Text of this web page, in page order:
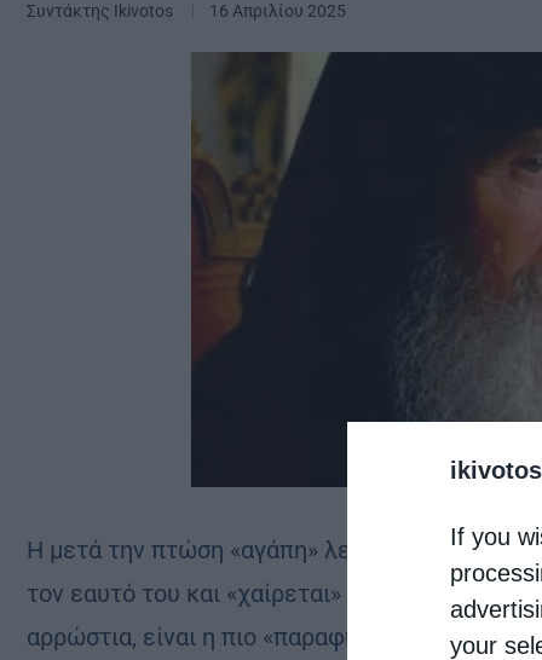
If you
your
Συντάκτης Ikivotos 16 Απριλίου 2025
Η μετά την πτώση «αγάπη» λειτουργεί μόνο
τον εαυτό του και «χαίρεται» μόνο με ό,τι
αρρώστια, είναι η πιο «παραφυσική»